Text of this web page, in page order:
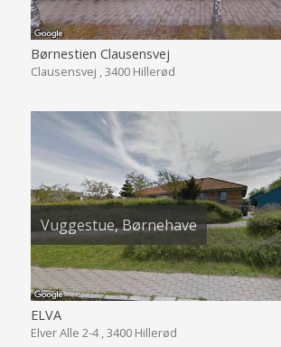
Børnestien Clausensvej
Clausensvej , 3400 Hillerød
Vuggestue, Børnehave
ELVA
Elver Alle 2-4 , 3400 Hillerød